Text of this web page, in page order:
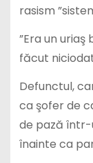
rasism
”Era un uriaş
făcut
Defunctul,
ca şofer de
de pază într-
înainte ca